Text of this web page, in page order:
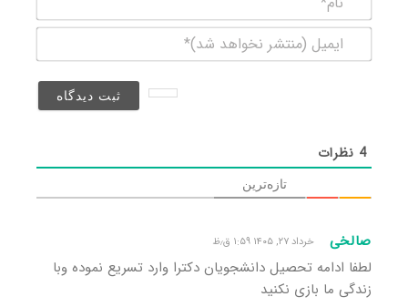
(منتشر
4 نظرات
تازه‌ترین
صالخی خرداد ۲۷, ۱۴۰۵ ۱:۵۹ ق٫ظ
لطفا ادامه تحصیل دانشجویان دکترا وارد تسریع نموده وبا
زندگی ما بازی نکنید